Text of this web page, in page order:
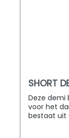
SHORT
Deze demi
voor het
bestaat uit